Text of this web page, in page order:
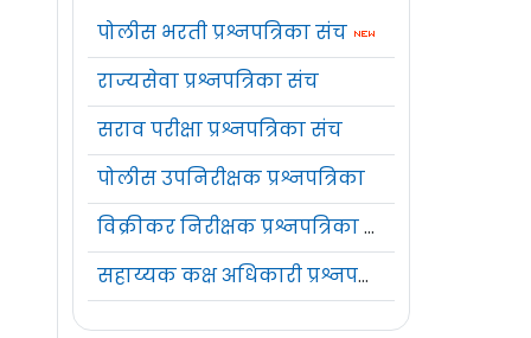
पोलीस भरती प्रश्नपत्रिका संच
राज्यसेवा प्रश्नपत्रिका संच
सराव परीक्षा प्रश्नपत्रिका संच
पोलीस उपनिरीक्षक प्रश्नपत्रिका
विक्रीकर निरीक्षक प्रश्नपत्रिका संच
सहाय्यक कक्ष अधिकारी प्रश्नपत्रिका संच